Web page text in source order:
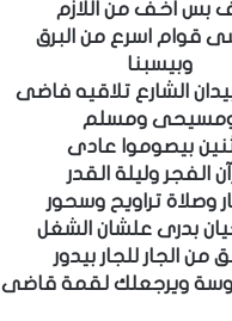
بس اخف من اللازم
قوام اسرع من البرق
وبيسبنا
الشارع تلاقيه فاضى
ومسلم
بيصوموا عادى
الفجر وليلة القدر
وصلاة تراويح وسحور
بدرى علشان الشغل
من الجار للجار بيدور
ويرجعلك لقمة قاضى